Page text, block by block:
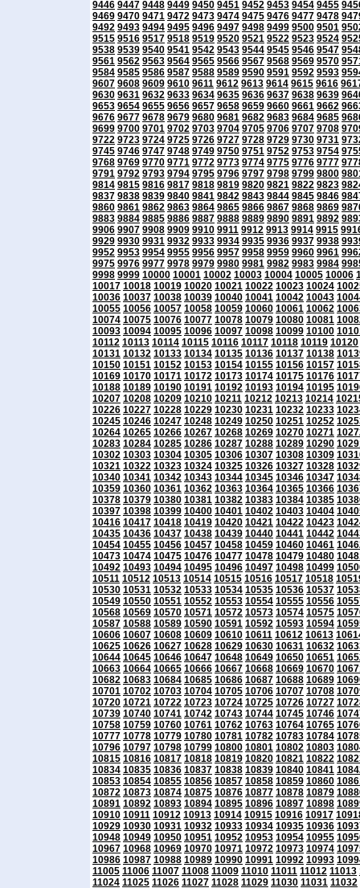
9446 9447 9448 9449 9450 9451 9452 9453 9454 9455
9469 9470 9471 9472 9473 9474 9475 9476 9477 9478
9492 9493 9494 9495 9496 9497 9498 9499 9500 9501
9515 9516 9517 9518 9519 9520 9521 9522 9523 9524
9538 9539 9540 9541 9542 9543 9544 9545 9546 9547
9561 9562 9563 9564 9565 9566 9567 9568 9569 9570
9584 9585 9586 9587 9588 9589 9590 9591 9592 9593
9607 9608 9609 9610 9611 9612 9613 9614 9615 9616
9630 9631 9632 9633 9634 9635 9636 9637 9638 9639
9653 9654 9655 9656 9657 9658 9659 9660 9661 9662
9676 9677 9678 9679 9680 9681 9682 9683 9684 9685
9699 9700 9701 9702 9703 9704 9705 9706 9707 9708
9722 9723 9724 9725 9726 9727 9728 9729 9730 9731
9745 9746 9747 9748 9749 9750 9751 9752 9753 9754
9768 9769 9770 9771 9772 9773 9774 9775 9776 9777
9791 9792 9793 9794 9795 9796 9797 9798 9799 9800
9814 9815 9816 9817 9818 9819 9820 9821 9822 9823
9837 9838 9839 9840 9841 9842 9843 9844 9845 9846
9860 9861 9862 9863 9864 9865 9866 9867 9868 9869
9883 9884 9885 9886 9887 9888 9889 9890 9891 9892
9906 9907 9908 9909 9910 9911 9912 9913 9914 9915
9929 9930 9931 9932 9933 9934 9935 9936 9937 9938
9952 9953 9954 9955 9956 9957 9958 9959 9960 9961
9975 9976 9977 9978 9979 9980 9981 9982 9983 9984
9998 9999 10000 10001 10002 10003 10004 10005 10006
10017 10018 10019 10020 10021 10022 10023 10024
10036 10037 10038 10039 10040 10041 10042 10043
10055 10056 10057 10058 10059 10060 10061 10062
10074 10075 10076 10077 10078 10079 10080 10081
10093 10094 10095 10096 10097 10098 10099 10100
10112 10113 10114 10115 10116 10117 10118 10119 10120
10131 10132 10133 10134 10135 10136 10137 10138
10150 10151 10152 10153 10154 10155 10156 10157
10169 10170 10171 10172 10173 10174 10175 10176
10188 10189 10190 10191 10192 10193 10194 10195
10207 10208 10209 10210 10211 10212 10213 10214
10226 10227 10228 10229 10230 10231 10232 10233
10245 10246 10247 10248 10249 10250 10251 10252
10264 10265 10266 10267 10268 10269 10270 10271
10283 10284 10285 10286 10287 10288 10289 10290
10302 10303 10304 10305 10306 10307 10308 10309
10321 10322 10323 10324 10325 10326 10327 10328
10340 10341 10342 10343 10344 10345 10346 10347
10359 10360 10361 10362 10363 10364 10365 10366
10378 10379 10380 10381 10382 10383 10384 10385
10397 10398 10399 10400 10401 10402 10403 10404
10416 10417 10418 10419 10420 10421 10422 10423
10435 10436 10437 10438 10439 10440 10441 10442
10454 10455 10456 10457 10458 10459 10460 10461
10473 10474 10475 10476 10477 10478 10479 10480
10492 10493 10494 10495 10496 10497 10498 10499
10511 10512 10513 10514 10515 10516 10517 10518
10530 10531 10532 10533 10534 10535 10536 10537
10549 10550 10551 10552 10553 10554 10555 10556
10568 10569 10570 10571 10572 10573 10574 10575
10587 10588 10589 10590 10591 10592 10593 10594
10606 10607 10608 10609 10610 10611 10612 10613
10625 10626 10627 10628 10629 10630 10631 10632
10644 10645 10646 10647 10648 10649 10650 10651
10663 10664 10665 10666 10667 10668 10669 10670
10682 10683 10684 10685 10686 10687 10688 10689
10701 10702 10703 10704 10705 10706 10707 10708
10720 10721 10722 10723 10724 10725 10726 10727
10739 10740 10741 10742 10743 10744 10745 10746
10758 10759 10760 10761 10762 10763 10764 10765
10777 10778 10779 10780 10781 10782 10783 10784
10796 10797 10798 10799 10800 10801 10802 10803
10815 10816 10817 10818 10819 10820 10821 10822
10834 10835 10836 10837 10838 10839 10840 10841
10853 10854 10855 10856 10857 10858 10859 10860
10872 10873 10874 10875 10876 10877 10878 10879
10891 10892 10893 10894 10895 10896 10897 10898
10910 10911 10912 10913 10914 10915 10916 10917
10929 10930 10931 10932 10933 10934 10935 10936
10948 10949 10950 10951 10952 10953 10954 10955
10967 10968 10969 10970 10971 10972 10973 10974
10986 10987 10988 10989 10990 10991 10992 10993
11005 11006 11007 11008 11009 11010 11011 11012 11013
11024 11025 11026 11027 11028 11029 11030 11031 11032